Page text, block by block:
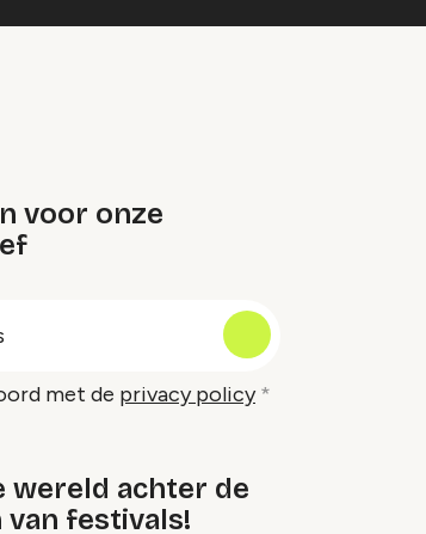
voor onze
met de privacy policy
wereld achter de
festivals!